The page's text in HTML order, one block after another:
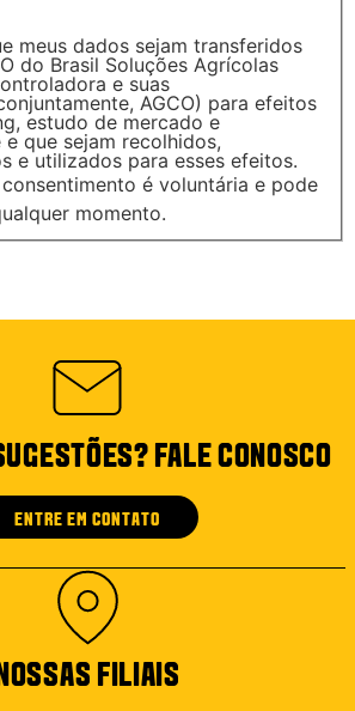
meus dados sejam transferidos
do Brasil Soluções Agrícolas
e suas
AGCO) para efeitos
estudo de mercado e
que sejam recolhidos,
e utilizados para esses efeitos.
é voluntária e pode
momento.
FALE CONOSCO
ENTRE EM CONTATO
FILIAIS